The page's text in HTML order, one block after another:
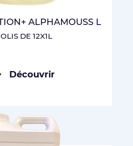
ALPHAMOUSS L
DE 12X1L
Découvrir